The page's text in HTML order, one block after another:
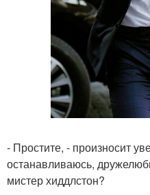
- Простите, - произносит
останавливаюсь,
мистер хиддлстон?